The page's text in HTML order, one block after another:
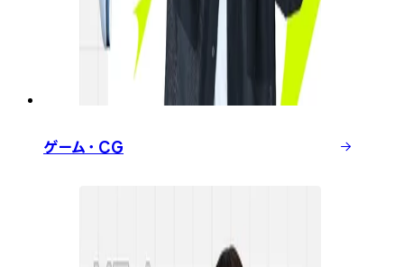
ゲーム・CG